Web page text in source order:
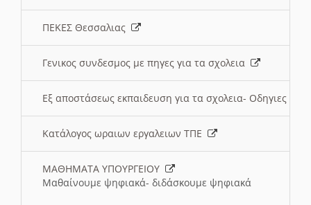
ΠΕΚΕΣ Θεσσαλιας
Γενικος συνδεσμος με πηγες για τα σχολεια
Εξ αποστάσεως εκπαιδευση για τα σχολεια- Οδηγιες
Κατάλογος ωραιων εργαλειων ΤΠΕ
ΜΑΘΗΜΑΤΑ ΥΠΟΥΡΓΕΙΟΥ
Μαθαίνουμε ψηφιακά- διδάσκουμε ψηφιακά